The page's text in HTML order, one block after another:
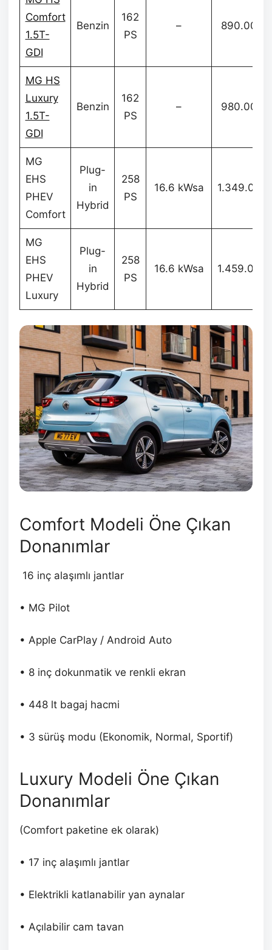
Comfort
1.5T-
GDI
Benzin
162
PS
– 890.000
MG HS
Luxury
1.5T-
GDI
Benzin
162
PS
– 980.000
MG
EHS
PHEV
Comfort
Plug-
in
Hybrid
258
PS
16.6 kWsa 1.349.000
MG
EHS
PHEV
Luxury
Plug-
in
Hybrid
258
PS
16.6 kWsa 1.459.000
Comfort Modeli Öne Çıkan
Donanımlar
16 inç alaşımlı jantlar
• MG Pilot
• Apple CarPlay / Android Auto
• 8 inç dokunmatik ve renkli ekran
• 448 lt bagaj hacmi
• 3 sürüş modu (Ekonomik, Normal, Sportif)
Luxury Modeli Öne Çıkan
Donanımlar
(Comfort paketine ek olarak)
• 17 inç alaşımlı jantlar
• Elektrikli katlanabilir yan aynalar
• Açılabilir cam tavan